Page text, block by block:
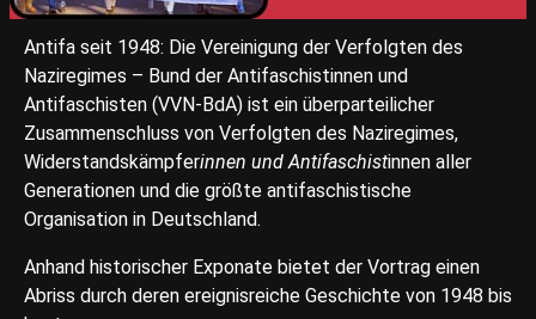
Antifa seit 1948: Die Vereinigung der Verfolgten des
Naziregimes – Bund der Antifaschistinnen und
Antifaschisten (VVN-BdA) ist ein überparteilicher
Zusammenschluss von Verfolgten des Naziregimes,
Widerstandskämpferinnen und Antifaschistinnen aller
Generationen und die größte antifaschistische
Organisation in Deutschland.
Anhand historischer Exponate bietet der Vortrag einen
Abriss durch deren ereignisreiche Geschichte von 1948 bis